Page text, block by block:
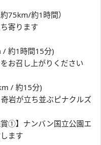
約1時間）
寄ります
1時間15分)
召し上がりください
/ 約15分)
立ち並ぶピナクルズ
ナンバン国立公園エ
賞します